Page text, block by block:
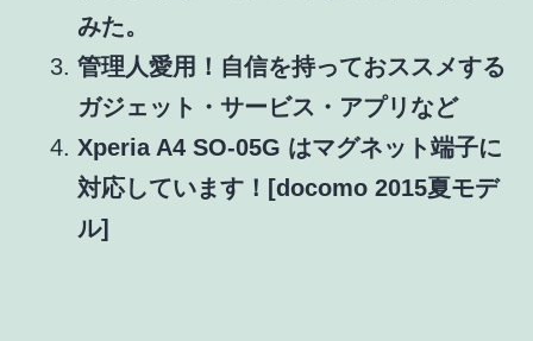
みた。
管理人愛用！自信を持っておススメする
ガジェット・サービス・アプリなど
Xperia A4 SO-05G はマグネット端子に
対応しています！[docomo 2015夏モデ
ル]